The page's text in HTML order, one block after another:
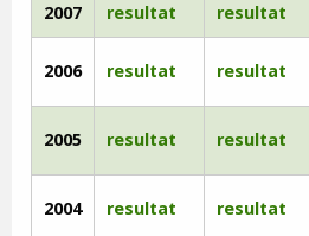
2007 resultat resultat
2006 resultat resultat
2005 resultat resultat
2004 resultat resultat